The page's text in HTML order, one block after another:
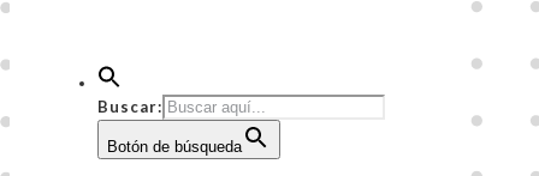
Buscar:
Botón de búsqueda